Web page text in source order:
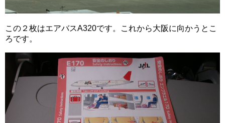
この２枚はエアバスA320です。これから大阪に向かうとこ
ろです。